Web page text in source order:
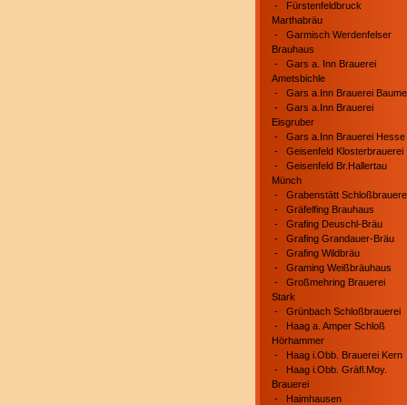
- Fürstenfeldbruck
Marthabräu
- Garmisch Werdenfelser
Brauhaus
- Gars a. Inn Brauerei
Ametsbichle
- Gars a.Inn Brauerei
- Gars a.Inn Brauerei
Eisgruber
- Gars a.Inn Brauerei Hesse
- Geisenfeld Klosterbrauerei
- Geisenfeld Br.Hallertau
Münch
- Grabenstätt
- Gräfelfing Brauhaus
- Grafing Deuschl-Bräu
- Grafing Grandauer-Bräu
- Grafing Wildbräu
- Graming Weißbräuhaus
- Großmehring Brauerei
Stark
- Grünbach Schloßbrauerei
- Haag a. Amper Schloß
Hörhammer
- Haag i.Obb. Brauerei Kern
- Haag i.Obb. Gräfl.Moy.
Brauerei
- Haimhausen